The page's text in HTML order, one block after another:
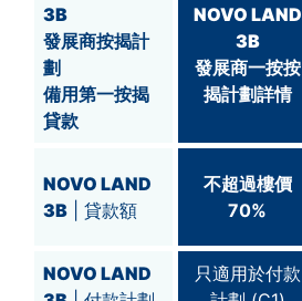
3B
發展商按揭計
劃
備用第一按揭
貸款
NOVO LAND
3B
發展商一按按
揭計劃詳情
NOVO LAND
3B | 貸款額
不超過樓價
70%
NOVO LAND
只適用於付款